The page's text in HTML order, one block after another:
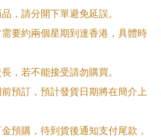
，請分開下單避免延誤。
要約兩個星期到達香港，具體時
，若不能接受請勿購買。
預訂，預計發貨日期將在簡介上
預購，待到貨後通知支付尾款，